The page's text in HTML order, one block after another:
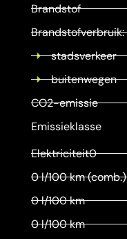
Brandstof
Brandstofverbruik:
stadsverkeer
buitenwegen
CO2-emissie
Emissieklasse
Elektriciteit0
0 l/100 km (comb.)
0 l/100 km
0 l/100 km